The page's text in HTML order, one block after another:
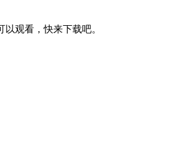
观看，快来下载吧。